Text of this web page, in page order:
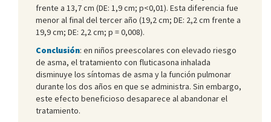
frente a 13,7 cm (DE: 1,9 cm; p<0,01). Esta diferencia fue
menor al final del tercer año (19,2 cm; DE: 2,2 cm frente a
19,9 cm; DE: 2,2 cm; p = 0,008).
Conclusión: en niños preescolares con elevado riesgo
de asma, el tratamiento con fluticasona inhalada
disminuye los síntomas de asma y la función pulmonar
durante los dos años en que se administra. Sin embargo,
este efecto beneficioso desaparece al abandonar el
tratamiento.